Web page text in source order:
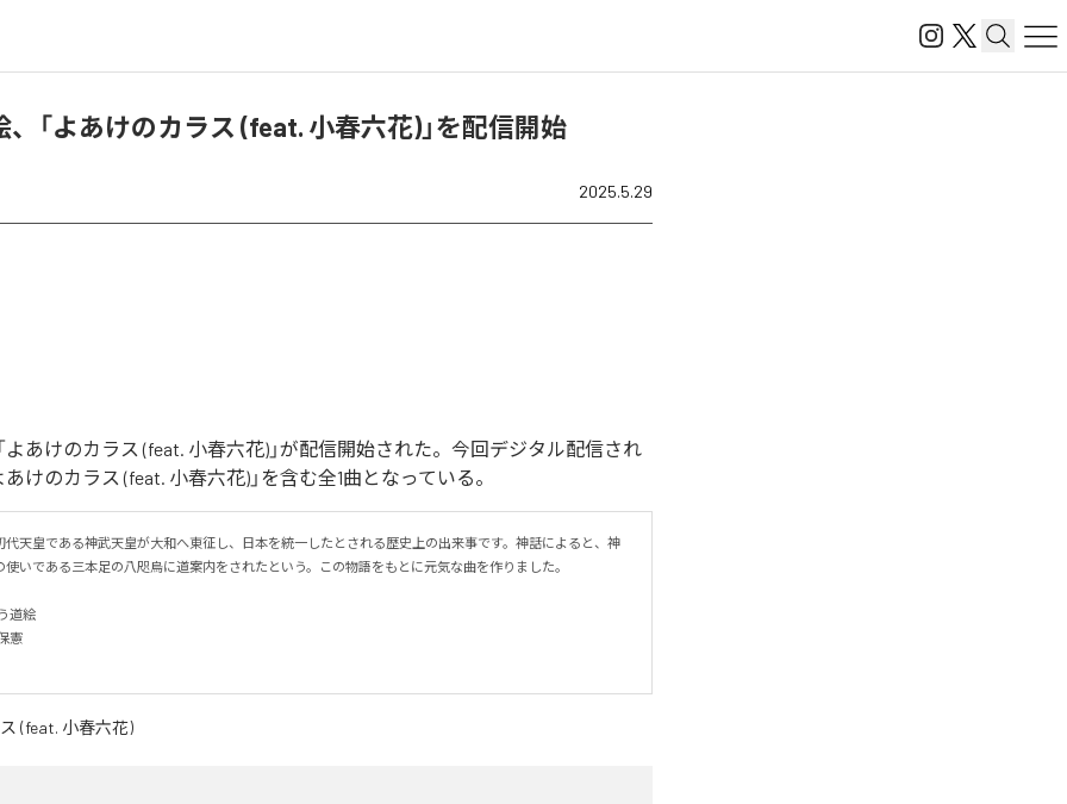
「よあけのカラス (feat. 小春六花)」を配信開始
2025.5.29
よあけのカラス (feat. 小春六花)」が配信開始された。今回デジタル配信され
けのカラス (feat. 小春六花)」を含む全1曲となっている。
代天皇である神武天皇が大和へ東征し、日本を統一したとされる歴史上の出来事です。神話によると、神
使いである三本足の八咫烏に道案内をされたという。この物語をもとに元気な曲を作りました。
道絵
憲